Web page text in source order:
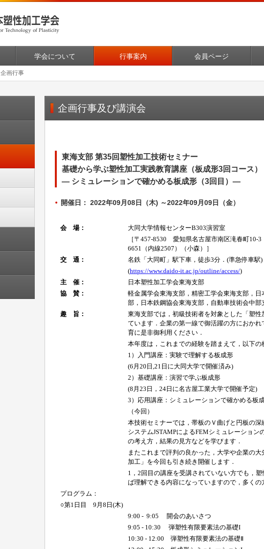
学会について 行事案内 会員ページ
企画行事
企画行事及び講演会
東海支部 第35回塑性加工技術セミナー
基礎から学ぶ塑性加工実践教育講座（板成形3回コース）
― シミュレーションで確かめる板成形（3回目）―
開催日： 2022年09月08日（木) ～2022年09月09日（金）